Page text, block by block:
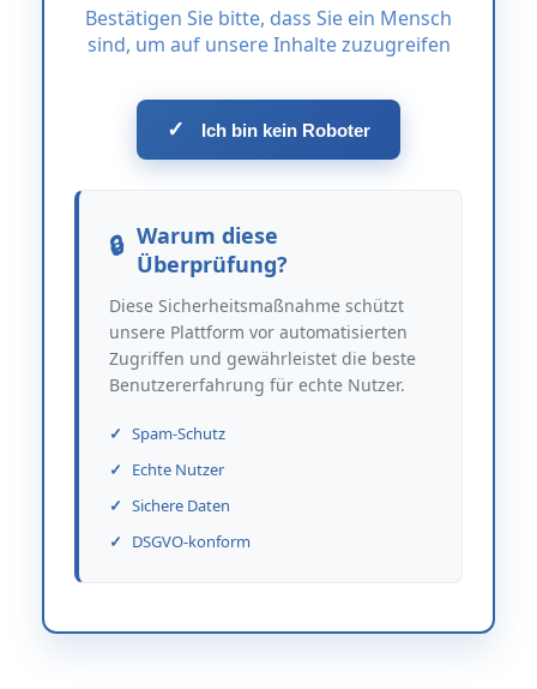
Bestätigen Sie bitte, dass Sie ein Mensch
sind, um auf unsere Inhalte zuzugreifen
✓ Ich bin kein Roboter
Warum diese
Überprüfung?
Diese Sicherheitsmaßnahme schützt
unsere Plattform vor automatisierten
Zugriffen und gewährleistet die beste
Benutzererfahrung für echte Nutzer.
Spam-Schutz
Echte Nutzer
Sichere Daten
DSGVO-konform